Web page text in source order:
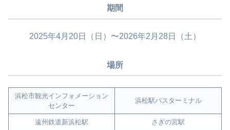
期間
2025年4月20日（日）〜2026年2月28日（土）
場所
浜松市観光インフォメーション
センター
浜松駅バスターミナル
遠州鉄道新浜松駅 さぎの宮駅